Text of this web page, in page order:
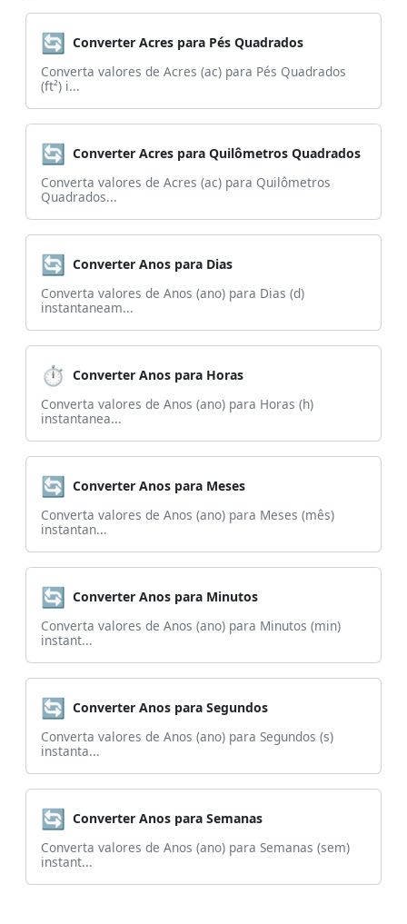
🔄 Converter Acres para Pés Quadrados
Converta valores de Acres (ac) para Pés Quadrados
(ft²) i...
🔄 Converter Acres para Quilômetros Quadrados
Converta valores de Acres (ac) para Quilômetros
Quadrados...
🔄 Converter Anos para Dias
Converta valores de Anos (ano) para Dias (d)
instantaneam...
⏱️ Converter Anos para Horas
Converta valores de Anos (ano) para Horas (h)
instantanea...
🔄 Converter Anos para Meses
Converta valores de Anos (ano) para Meses (mês)
instantan...
🔄 Converter Anos para Minutos
Converta valores de Anos (ano) para Minutos (min)
instant...
🔄 Converter Anos para Segundos
Converta valores de Anos (ano) para Segundos (s)
instanta...
🔄 Converter Anos para Semanas
Converta valores de Anos (ano) para Semanas (sem)
instant...